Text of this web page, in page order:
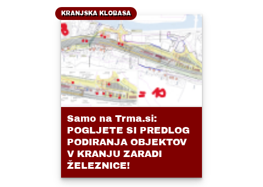
KRANJSKA KLOBASA
Samo na Trma.si:
POGLJETE SI PREDLOG
PODIRANJA OBJEKTOV
V KRANJU ZARADI
ŽELEZNICE!